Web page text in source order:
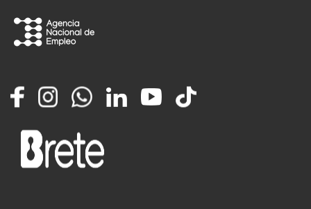
FacebookInstagramWhatsappLinkedInYouTube
TikTok